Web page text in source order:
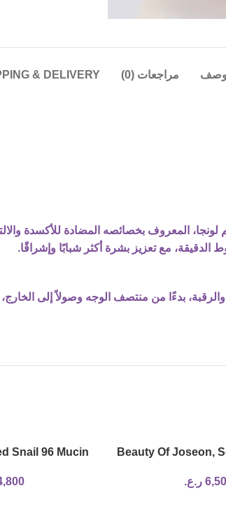
مراجعات (0) & DELIVERY
لونجا، المعروف بخصائصه المضادة للأكسدة
الدقيقة، مع تعزيز بشرة أكثر شبابًا وإشراقًا.
3-4 قطرات على بشرة الوجه والرقبة، بدءًا من منتصف
Beauty Of Joseon,
ر.ع.
Snail 96 Mucin